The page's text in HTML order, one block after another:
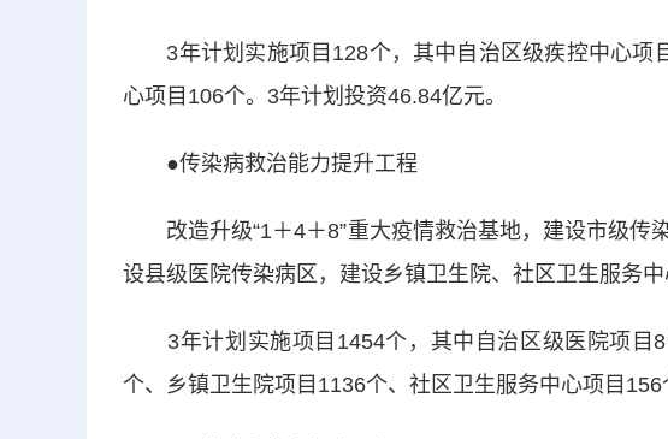
3年计划实施项目128个，其中自治区级疾控中心项
心项目106个。3年计划投资46.84亿元。
●传染病救治能力提升工程
改造升级“1＋4＋8”重大疫情救治基地，建设市级传
设县级医院传染病区，建设乡镇卫生院、社区卫生服务
3年计划实施项目1454个，其中自治区级医院项目8
个、乡镇卫生院项目1136个、社区卫生服务中心项目156